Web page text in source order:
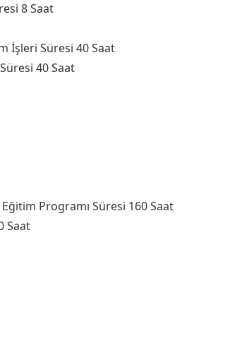
8 Saat
İşleri Süresi 40 Saat
40 Saat
Programı Süresi 160 Saat
Saat